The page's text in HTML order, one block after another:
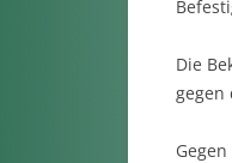
Die
gegen